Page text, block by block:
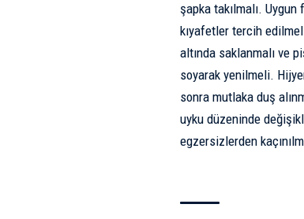
şapka takılmalı.
kıyafetler tercih
altında saklanmalı ve
soyarak yenilmeli.
sonra mutlaka duş
uyku düzeninde
egzersizlerden